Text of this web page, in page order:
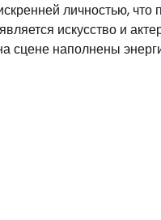
личностью, что
искусство и
сцене наполнены